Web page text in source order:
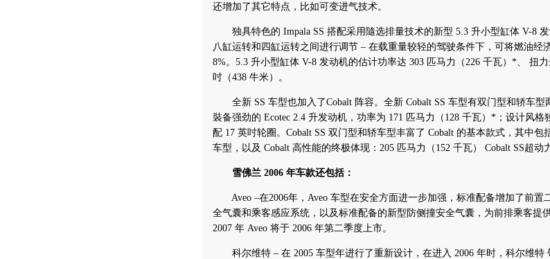
还增加了其它特点，比如可变进气技术。
独具特色的 Impala SS 搭配采用隨选排量技术的新型 5.3 升小型缸体 V-8
八缸运转和四缸运转之间进行调节 – 在载重量较轻的驾驶条件下，可将燃油经
8%。5.3 升小型缸体 V-8 发动机的估计功率达 303 匹马力（226 千瓦）*、 扭
吋（438 牛米）。
全新 SS 车型也加入了Cobalt 阵容。全新 Cobalt SS 车型有双门型和轿车型
裝备强劲的 Ecotec 2.4 升发动机，功率为 171 匹马力（128 千瓦）*；设计风格
配 17 英吋轮圈。Cobalt SS 双门型和轿车型丰富了 Cobalt 的基本款式，其中包
车型，以及 Cobalt 高性能的终极体现：205 匹马力（152 千瓦） Cobalt SS超动
雪佛兰 2006 年车款还包括：
Aveo –在2006年，Aveo 车型在安全方面进一步加强，标准配备增加了前置
全气囊和乘客感应系统，以及标准配备的新型防侧撞安全气囊，为前排乘客提
2007 年 Aveo 将于 2006 年第二季度上市。
科尔维特 – 在 2005 车型年进行了重新设计，在进入 2006 年时，科尔维特